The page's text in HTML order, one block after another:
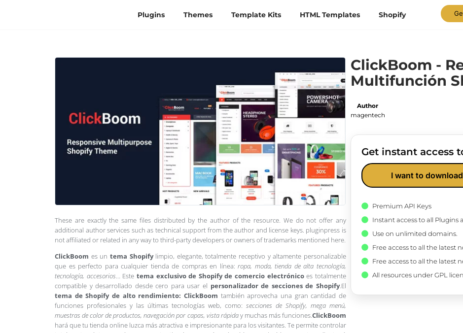
Plugins Themes Template Kits HTML Templates Shopify
These are exactly the same files distributed by the author of the resource. We do not offer any
additional author services such as technical support from the author and license keys. pluginpress is
not affiliated or related in any way to third-party developers or owners of trademarks mentioned here.
ClickBoom es un tema Shopifylimpio, elegante, totalmente receptivo y altamente personalizable
que es perfecto para cualquier tienda de compras en línea:ropa, moda, tienda de alta tecnología,
tecnología, accesorios… Este tema exclusivo de Shopify de comercio electrónicoes totalmente
compatible y desarrollado desde cero para usar el personalizador de secciones de Shopify.El
tema de Shopify de alto rendimiento: ClickBoom también aprovecha una gran cantidad de
funciones profesionales y las últimas tecnologías web, como: secciones de Shopify, mega menú,
muestras de color de productos, navegación por capas, vista rápiday muchas más funciones.ClickBoom
hará que tu tienda online luzca más atractiva e impresionante para los visitantes. Te permite controlar
ClickBoom -
Multifunción
Author
magentech
Get instant access
I want to
Premium API Keys
Instant access to all Plugins
Use on unlimited domains.
Free access to all the latest
Free access to all the latest
All resources under GPL